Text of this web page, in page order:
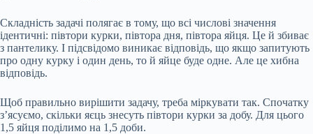
Складність задачі полягає в тому, що всі числові значення
ідентичні: півтори курки, півтора дня, півтора яйця. Це й збиває
з пантелику. І підсвідомо виникає відповідь, що якщо запитують
про одну курку і один день, то й яйце буде одне. Але це хибна
відповідь.
Щоб правильно вирішити задачу, треба міркувати так. Спочатку
з’ясуємо, скільки яєць знесуть півтори курки за добу. Для цього
1,5 яйця поділимо на 1,5 доби.